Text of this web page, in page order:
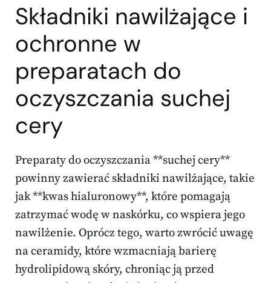
Składniki nawilżające i
ochronne w
preparatach do
oczyszczania suchej
cery
Preparaty do oczyszczania **suchej cery**
powinny zawierać składniki nawilżające, takie
jak **kwas hialuronowy**, które pomagają
zatrzymać wodę w naskórku, co wspiera jego
nawilżenie. Oprócz tego, warto zwrócić uwagę
na ceramidy, które wzmacniają barierę
hydrolipidową skóry, chroniąc ją przed